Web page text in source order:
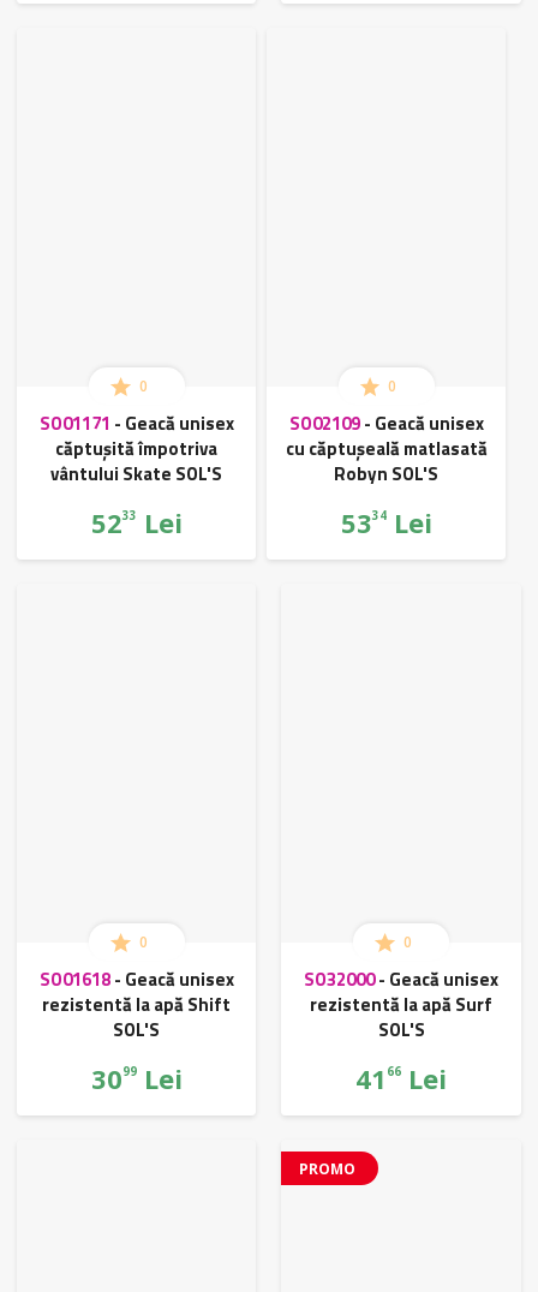
0
SO01171 - Geacă unisex
căptușită împotriva
vântului Skate SOL'S
5233 Lei
0
SO02109- Geacă unisex
cu căptușeală matlasată
Robyn SOL'S
5334Lei
0
SO01618- Geacă unisex
rezistentă la apă Shift
SOL'S
3099Lei
0
SO32000- Geacă unisex
rezistentă la apă Surf
SOL'S
41 66 Lei
PROMO